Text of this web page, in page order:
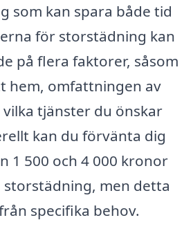
som kan spara både tid
för storstädning kan
på flera faktorer, såsom
hem, omfattningen av
tjänster du önskar
kan du förvänta dig
1 500 och 4 000 kronor
men detta
specifika behov.